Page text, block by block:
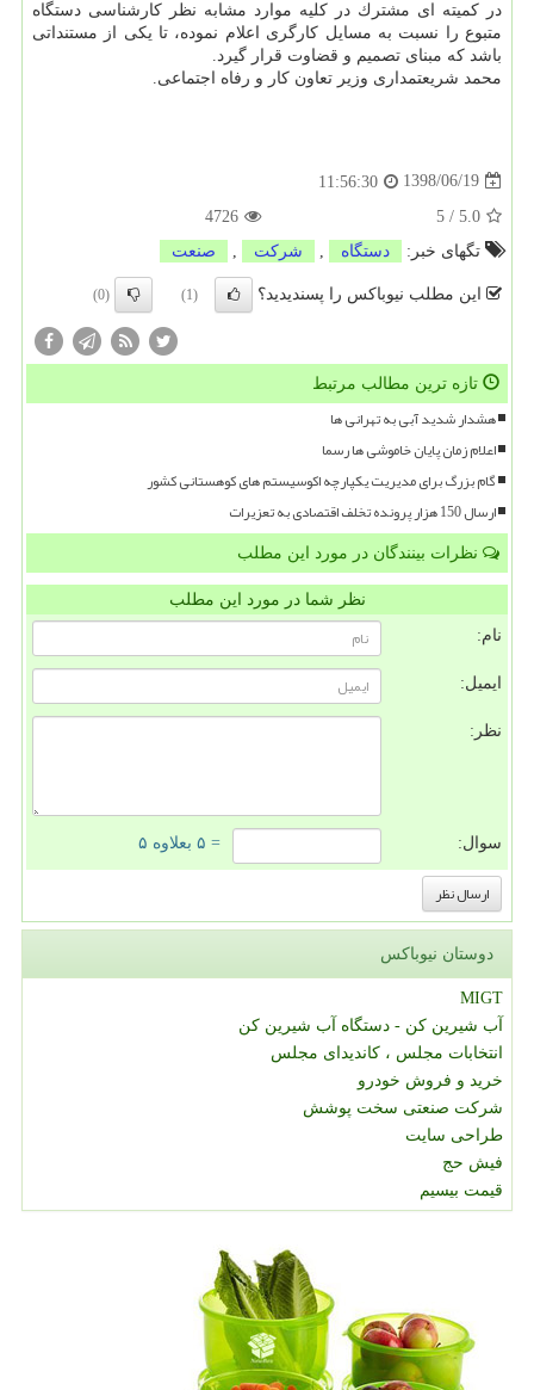
در كمیته ای مشترك در كلیه موارد مشابه نظر كارشناسی دستگاه
متبوع را نسبت به مسایل كارگری اعلام نموده، تا یكی از مستنداتی
باشد كه مبنای تصمیم و قضاوت قرار گیرد.
محمد شریعتمداری وزیر تعاون كار و رفاه اجتماعی.
1398/06/19
11:56:30
5.0
/
5
4726
تگهای خبر:
دستگاه شركت صنعت
این مطلب نیوباکس را پسندیدید؟ (1)
(0)
تازه ترین مطالب مرتبط
هشدار شدید آبی به تهرانی ها
اعلام زمان پایان خاموشی ها رسما
گام بزرگ برای مدیریت یکپارچه اکوسیستم های کوهستانی کشور
ارسال 150 هزار پرونده تخلف اقتصادی به تعزیرات
نظرات بینندگان در مورد این مطلب
نظر شما در مورد این مطلب
نام:
ایمیل:
نظر:
سوال: = ۵ بعلاوه ۵
دوستان نیوباکس
MIGT
آب شیرین کن - دستگاه آب شیرین کن
انتخابات مجلس ، کاندیدای مجلس
خرید و فروش خودرو
شرکت صنعتی سخت پوشش
طراحی سایت
فیش حج
قیمت بیسیم